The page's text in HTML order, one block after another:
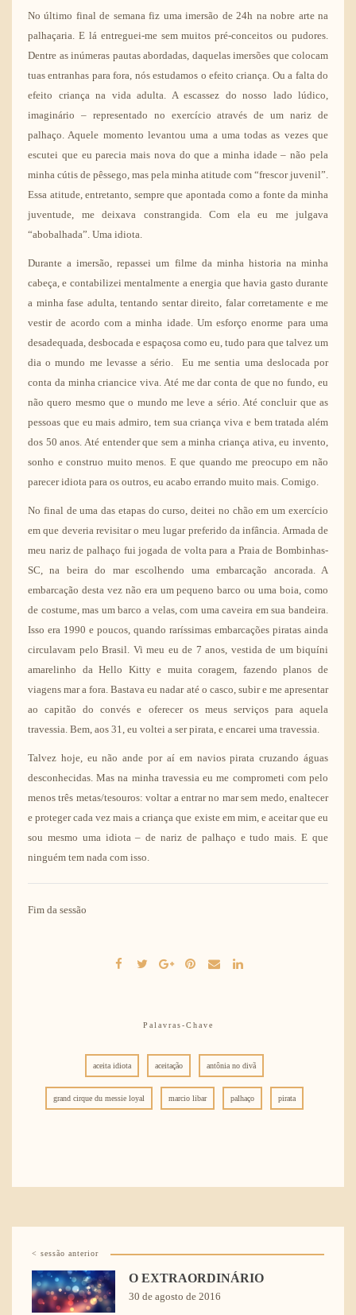
No último final de semana fiz umaimersão de 24h na nobre arte na
palhaçaria. E lá entreguei-me sem muitos pré-conceitos ou pudores.
Dentre as inúmeras pautas abordadas, daquelas imersões que colocam
tuas entranhas para fora, nós estudamos o efeito criança. Ou a falta do
efeito criança na vida adulta. A escassez do nosso lado lúdico,
imaginário – representado no exercício através de um nariz de
palhaço. Aquele momento levantou uma a uma todas as vezes que
escutei que eu parecia mais nova do que a minha idade – não pela
minha cútis de pêssego, mas pela minha atitude com “frescor juvenil”.
Essa atitude, entretanto, sempre que apontada como a fonte da minha
juventude, me deixava constrangida. Com ela eu me julgava
“abobalhada”. Uma idiota.
Durante a imersão, repassei um filme da minha historia na minha
cabeça, e contabilizei mentalmente a energia que havia gasto durante
a minha fase adulta, tentando sentar direito, falar corretamente e me
vestir de acordo com a minha idade. Um esforço enorme para uma
desadequada, desbocada e espaçosa como eu, tudo para que talvez um
dia o mundo me levasse a sério. Eu me sentia uma deslocada por
conta da minha criancice viva. Até me dar conta de que no fundo, eu
não quero mesmo que o mundo me leve a sério. Até concluir que as
pessoas que eu mais admiro, tem sua criança viva e bem tratada além
dos 50 anos. Até entender que sem a minha criança ativa, eu invento,
sonho e construo muito menos. E que quando me preocupo em não
parecer idiota para os outros, eu acabo errando muito mais. Comigo.
No final de uma das etapas do curso, deitei no chão em um exercício
em que deveria revisitar o meu lugar preferido da infância. Armada de
meu nariz de palhaço fui jogada de volta para a Praia de Bombinhas-
SC, na beira do mar escolhendo uma embarcação ancorada. A
embarcação desta vez não era um pequeno barco ou uma boia, como
de costume, mas um barco a velas, com uma caveira em sua bandeira.
Isso era 1990 e poucos, quando raríssimas embarcações piratas ainda
circulavam pelo Brasil. Vi meu eu de 7 anos, vestida de um biquíni
amarelinho da Hello Kitty e muita coragem, fazendo planos de
viagens mar a fora. Bastava eu nadar até o casco, subir e me apresentar
ao capitão do convés e oferecer os meus serviços para aquela
travessia. Bem, aos 31, eu voltei a ser pirata, e encarei uma travessia.
Talvez hoje, eu não ande por aí em navios pirata cruzando águas
desconhecidas. Mas na minha travessia eu me comprometi com pelo
menos três metas/tesouros: voltar a entrar no mar sem medo, enaltecer
e proteger cada vez mais a criança que existe em mim, e aceitar que eu
sou mesmo uma idiota – de nariz de palhaço e tudo mais. E que
ninguém tem nada com isso.
Fim da sessão
Palavras-Chave
aceita idiota aceitação antônia no divã
grand cirque du messie loyal marcio libar palhaço pirata
< sessão anterior
O EXTRAORDINÁRIO
30 de agosto de 2016